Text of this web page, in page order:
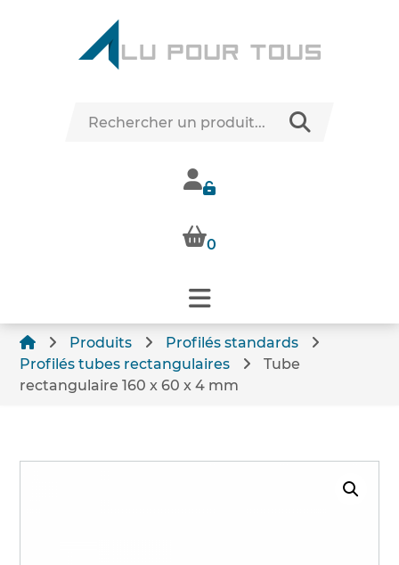
0
Produits
Profilés standards
Profilés tubes rectangulaires
Tube
rectangulaire 160 x 60 x 4 mm